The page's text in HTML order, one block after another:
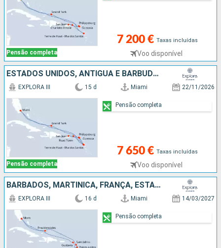
Pensão completa
7 200 € Taxas incluídas
Voo disponível
ESTADOS UNIDOS, ANTÍGUA E BARBUDA, GUADALUPE, SÃO MARTINHO, PORTO RICO, TORTOLA, FRANÇA, ILHAS TURCAS E CAICOS
Pensão completa
EXPLORA III 15 d Miami 22/11/2026
7 650 € Taxas incluídas
Voo disponível
Pensão completa
BARBADOS, MARTINICA, FRANÇA, ESTADOS UNIDOS, GUADALUPE, ST VINCENT E GRENADINES, SANTA LÚCIA, ANTÍGUA E BARBUDA, GRENADA
EXPLORA III 16 d Miami 14/03/2027
Pensão completa